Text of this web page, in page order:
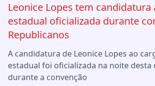
Leonice Lopes tem candidatura
estadual oficializada durante
Republicanos
A candidatura de Leonice Lopes ao
estadual foi oficializada na noite desta
durante a convenção